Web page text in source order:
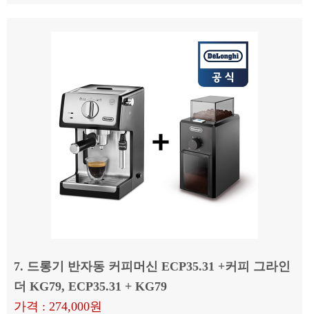
7. 드롱기 반자동 커피머신 ECP35.31 +커피 그라인
더 KG79, ECP35.31 + KG79
가격 : 274,000원